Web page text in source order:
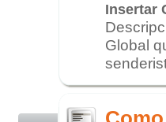
Insertar
Global